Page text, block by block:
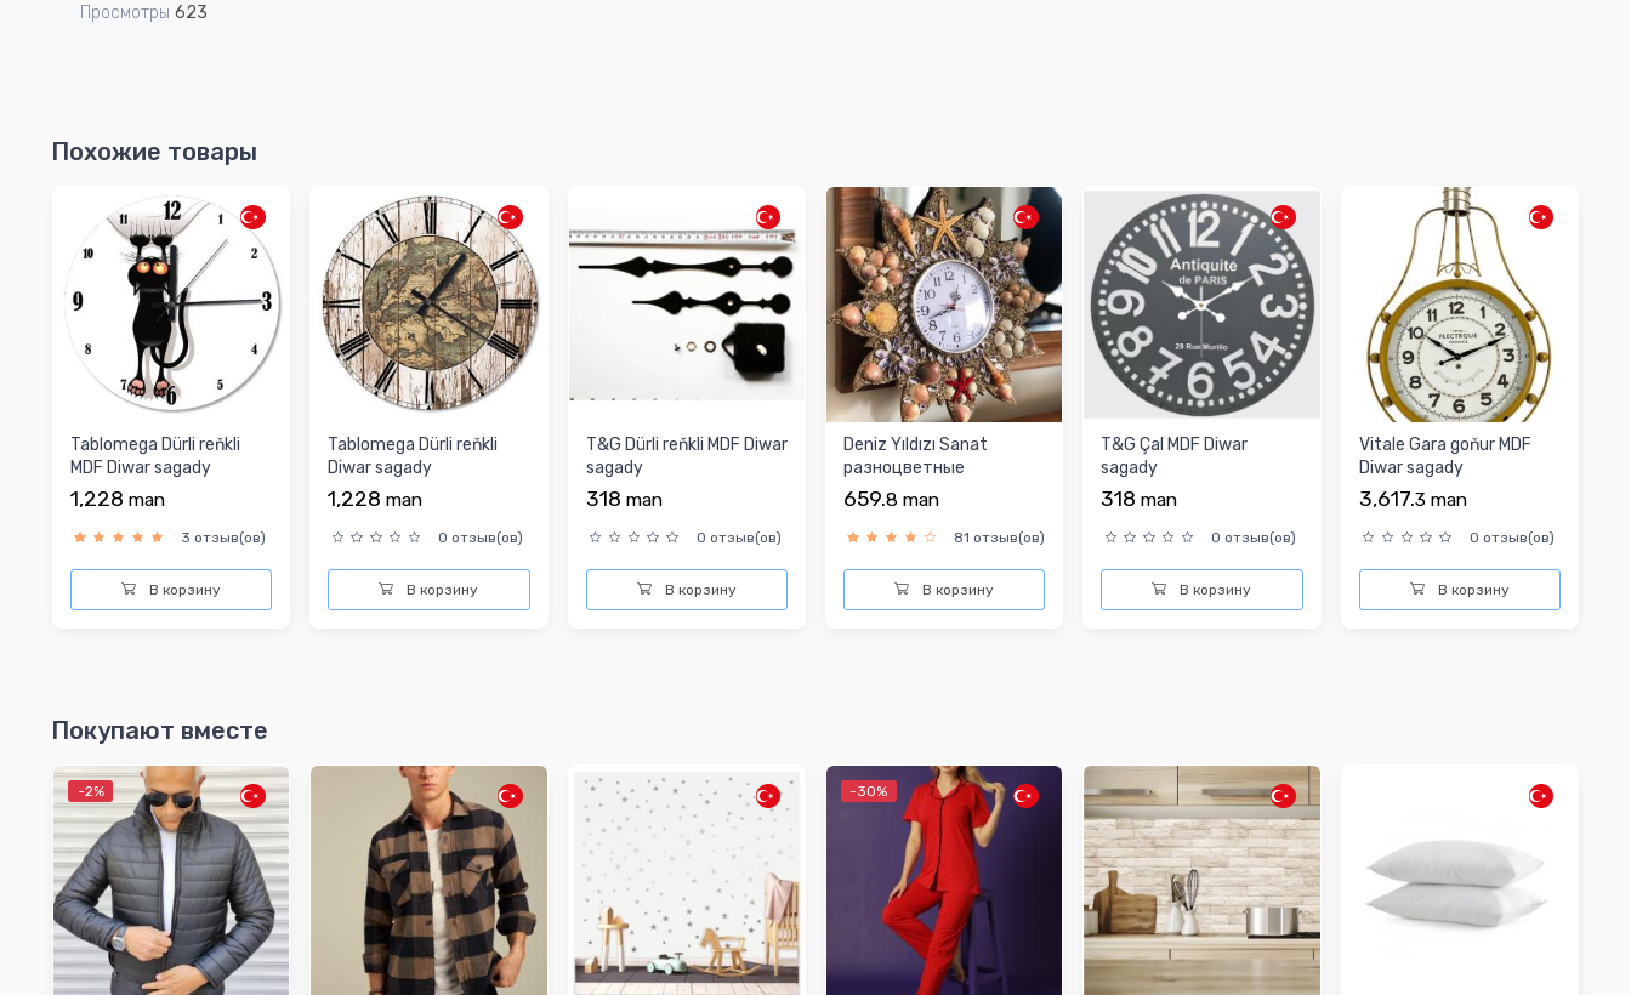
Просмотры 623
Похожие товары
Tablomega Dürli reňkli
MDF Diwar sagady
1,228 man
3 отзыв(ов)
В корзину
Tablomega Dürli reňkli
Diwar sagady
1,228man
0 отзыв(ов)
В корзину
T&G Dürli reňkli MDF Diwar
sagady
318 man
0 отзыв(ов)
В корзину
Deniz Yıldızı Sanat
разноцветные
настенные часы
659.8 man
81 отзыв(ов)
В корзину
T&G Çal MDF Diwar
sagady
318man
0 отзыв(ов)
В корзину
Vitale Gara goňur MDF
Diwar sagady
3,617.3 man
0 отзыв(ов)
В корзину
Покупают вместе
-2% -30%